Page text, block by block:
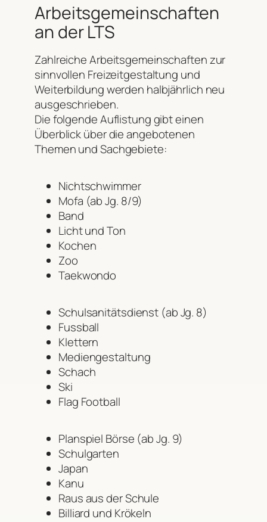
Arbeitsgemeinschaften
an der LTS
Zahlreiche Arbeitsgemeinschaften zur
sinnvollen Freizeitgestaltung und
Weiterbildung werden halbjährlich neu
ausgeschrieben.
Die folgende Auflistung gibt einen
Überblick über die angebotenen
Themen und Sachgebiete:
Nichtschwimmer
Mofa (ab Jg. 8/9)
Band
Licht und Ton
Kochen
Zoo
Taekwondo
Schulsanitätsdienst (ab Jg. 8)
Fussball
Klettern
Mediengestaltung
Schach
Ski
Flag Football
Planspiel Börse (ab Jg. 9)
Schulgarten
Japan
Kanu
Raus aus der Schule
Billiard und Krökeln